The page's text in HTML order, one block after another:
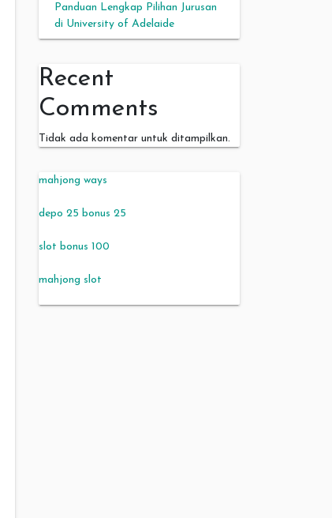
Panduan Lengkap Pilihan Jurusan
di University of Adelaide
Recent
Comments
Tidak ada komentar untuk ditampilkan.
mahjong ways
depo 25 bonus 25
slot bonus 100
mahjong slot